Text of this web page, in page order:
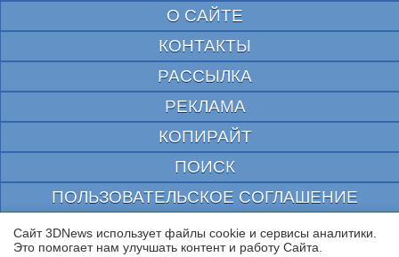
О САЙТЕ
КОНТАКТЫ
РАССЫЛКА
РЕКЛАМА
КОПИРАЙТ
ПОИСК
ПОЛЬЗОВАТЕЛЬСКОЕ СОГЛАШЕНИЕ
ЗАЩИЩЕНО CURATOR
Сайт 3DNews использует файлы cookie и сервисы аналитики.
Это помогает нам улучшать контент и работу Cайта.